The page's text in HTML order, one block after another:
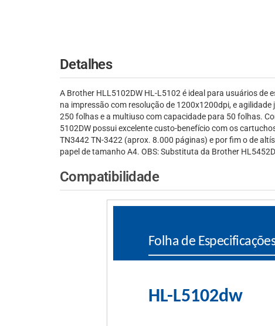
Detalhes
A Brother HLL5102DW HL-L5102 é ideal para usuários
na impressão com resolução de 1200x1200dpi, e
250 folhas e a multiuso com capacidade para 50 folhas.
5102DW possui excelente custo-benefício com os
TN3442 TN-3422 (aprox. 8.000 páginas) e por fim o de
papel de tamanho A4. OBS: Substituta da Brother
Compatibilidade
Folha de
HL-L5102dw